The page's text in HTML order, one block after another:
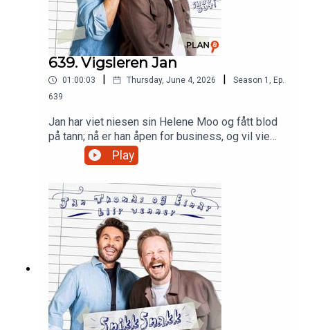
639. Vigsleren Jan
01:00:03 Thursday, June 4, 2026 Season 1 , Ep.
639
Jan har viet niesen sin Helene Moo og fått blod
på tann; nå er han åpen for business, og vil vie
flere par der ute. Han er mindre fornøyd med
Harlem, og hageverktøyene de kjøpte sammen
med huset. Einar har vært på hytta, med en
blanding av avslapping og gjøremål. Begge to
reflekterer om de hadde klart å jobbe med døde
mennesker.NB: Det blir også JULEPODSHOW på
Chat Noir 8. desember! Produsert av Martin
Oftedal, PLAN-B
Play